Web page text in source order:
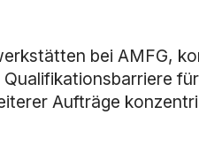
bei AMFG,
Aufträge